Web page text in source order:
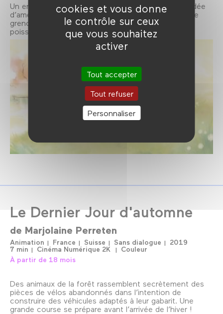
cookies et vous donne
le contrôle sur ceux
que vous souhaitez
activer
Tout accepter
Tout refuser
Personnaliser
Un enfant va pêcher la carpe. Mais il a la mauvaise idée
d’amener avec lui son petit chien. Entre le chiot, une
grenouille, et un canard, pas facile d’attraper un
poisson…
Le Dernier Jour d'automne
de Marjolaine Perreten
Animation France Suisse Sans dialogue
2019
7 min
Cinéma Numérique 2K
Couleur
À partir de 18 mois
Des animaux de la forêt rassemblent secrètement des
pièces de vélos abandonnés dans l’intention de
construire des véhicules adaptés à leur gabarit. Une
grande course se prépare avant l’arrivée de l’hiver !